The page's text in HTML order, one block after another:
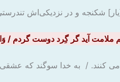
شکنجه و در نزدیکی‌اش
/ به خدا سوگند که عشقی